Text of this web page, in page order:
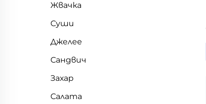
Жвачка
Суши
Джелее
Сандвич
Захар
Салата